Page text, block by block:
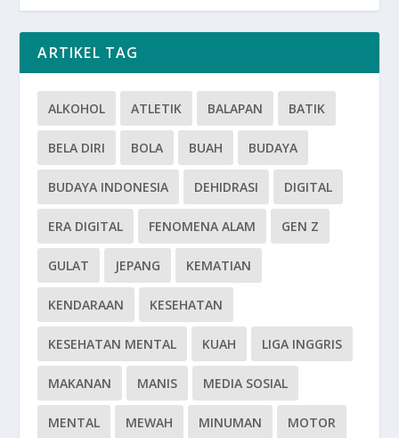
ARTIKEL TAG
ALKOHOL ATLETIK BALAPAN BATIK
BELA DIRI BOLA BUAH BUDAYA
BUDAYA INDONESIA DEHIDRASI DIGITAL
ERA DIGITAL FENOMENA ALAM GEN Z
GULAT JEPANG KEMATIAN
KENDARAAN KESEHATAN
KESEHATAN MENTAL KUAH LIGA INGGRIS
MAKANAN MANIS MEDIA SOSIAL
MENTAL MEWAH MINUMAN MOTOR